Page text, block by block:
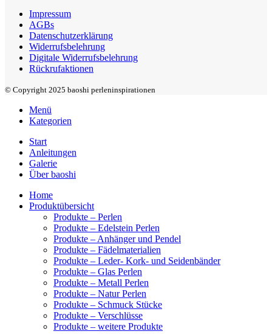
Impressum
AGBs
Datenschutzerklärung
Widerrufsbelehrung
Digitale Widerrufsbelehrung
Rückrufaktionen
© Copyright 2025 baoshi perleninspirationen
Menü
Kategorien
Start
Anleitungen
Galerie
Über baoshi
Home
Produktübersicht
Produkte – Perlen
Produkte – Edelstein Perlen
Produkte – Anhänger und Pendel
Produkte – Fädelmaterialien
Produkte – Leder- Kork- und Seidenbänder
Produkte – Glas Perlen
Produkte – Metall Perlen
Produkte – Natur Perlen
Produkte – Schmuck Stücke
Produkte – Verschlüsse
Produkte – weitere Produkte